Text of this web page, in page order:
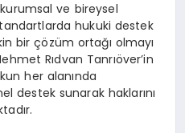
ve bireysel
hukuki destek
bir çözüm ortağı olmayı
Rıdvan Tanrıöver’in
her alanında
destek sunarak haklarını